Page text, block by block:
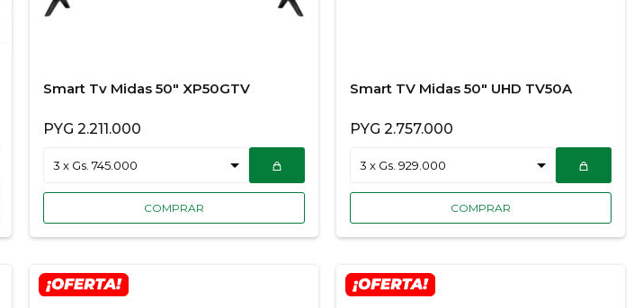
Smart Tv Midas 50" XP50GTV
PYG 2.211.000
Smart TV Midas 50" UHD TV50A
PYG 2.757.000